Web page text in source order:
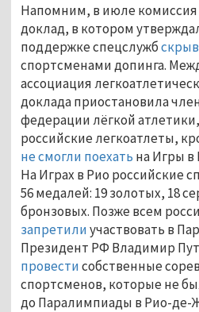
Напомним, в июле комиссия
доклад, в котором
поддержке спецслужб
спортсменами допинга.
ассоциация
доклада приостановила
федерации лёгкой атлетики,
российские легкоатлеты,
не смогли поехать на Игры
На Играх в Рио российские
56 медалей: 19 золотых, 18
бронзовых. Позже всем
запретилиучаствовать в
Президент РФ Владимир
провестисобственные
спортсменов, которые не
до Паралимпиады в Рио-де-